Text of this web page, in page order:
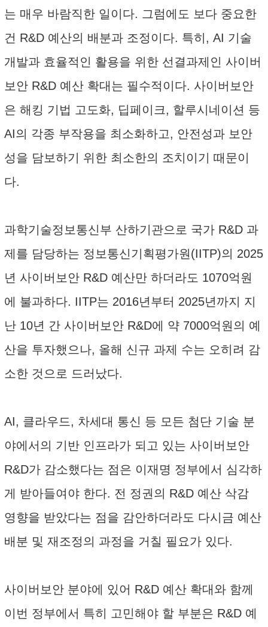
는 매우 바람직한 일이다. 그럼에도 보다 중요한
건 R&D 예산의 배분과 조정이다. 특히, AI 기술
개발과 효율적인 활용을 위한 선결과제인 사이버
보안 R&D 예산 확대는 필수적이다. 사이버보안
은 해킹 기법 고도화, 딥페이크, 할루시네이션 등
AI의 각종 부작용을 최소화하고, 안전성과 보안
성을 담보하기 위한 최소한의 조치이기 때문이
다.
과학기술정보통신부 산하기관으로 국가 R&D 과
제를 담당하는 정보통신기획평가원(IITP)의 2025
년 사이버보안 R&D 예산만 하더라도 1070억원
에 불과하다. IITP는 2016년부터 2025년까지 지
난 10년 간 사이버보안 R&D에 약 7000억원의 예
산을 투자했으나, 올해 신규 과제 수는 오히려 감
소한 것으로 드러났다.
AI, 클라우드, 차세대 통신 등 모든 첨단 기술 분
야에서의 기반 인프라가 되고 있는 사이버보안
R&D가 감소했다는 점은 이재명 정부에서 심각하
게 받아들여야 한다. 전 정권의 R&D 예산 삭감
영향을 받았다는 점을 감안하더라도 다시금 예산
배분 및 재조정의 과정을 거칠 필요가 있다.
사이버보안 분야에 있어 R&D 예산 확대와 함께
이번 정부에서 특히 고민해야 할 부분은 R&D 예